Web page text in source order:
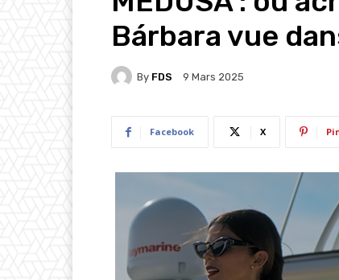
Bárbara vue
By FDS 9 Mars 2025
Facebook X